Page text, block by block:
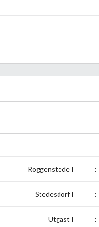
Roggenstede I :
Stedesdorf I :
Utgast I :